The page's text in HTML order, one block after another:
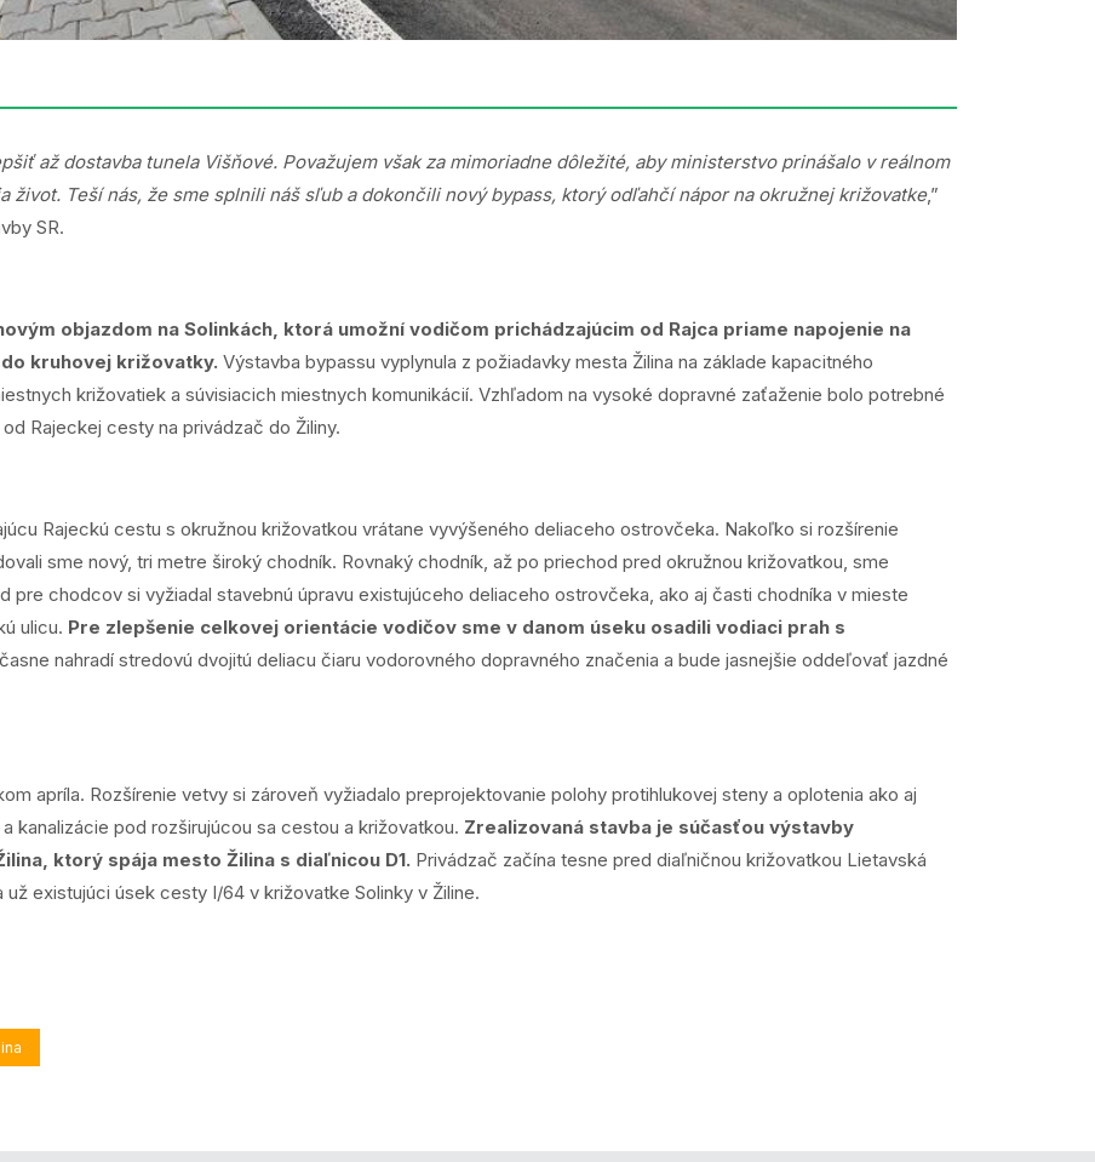
až dostavba tunela Višňové. Považujem však za mimoriadne dôležité, aby ministerstvo prinášalo v reálnom
život. Teší nás, že sme splnili náš sľub a dokončili nový bypass, ktorý odľahčí nápor na okružnej križovatke,”
SR.
objazdom na Solinkách, ktorá umožní vodičom prichádzajúcim od Rajca priame napojenie na
kruhovej križovatky. Výstavba bypassu vyplynula z požiadavky mesta Žilina na základe kapacitného
križovatiek a súvisiacich miestnych komunikácií. Vzhľadom na vysoké dopravné zaťaženie bolo potrebné
Rajeckej cesty na privádzač do Žiliny.
Rajeckú cestu s okružnou križovatkou vrátane vyvýšeného deliaceho ostrovčeka. Nakoľko si rozšírenie
sme nový, tri metre široký chodník. Rovnaký chodník, až po priechod pred okružnou križovatkou, sme
pre chodcov si vyžiadal stavebnú úpravu existujúceho deliaceho ostrovčeka, ako aj časti chodníka v mieste
ulicu. Pre zlepšenie celkovej orientácie vodičov sme v danom úseku osadili vodiaci prah s
nahradí stredovú dvojitú deliacu čiaru vodorovného dopravného značenia a bude jasnejšie oddeľovať jazdné
apríla. Rozšírenie vetvy si zároveň vyžiadalo preprojektovanie polohy protihlukovej steny a oplotenia ako aj
kanalizácie pod rozširujúcou sa cestou a križovatkou. Zrealizovaná stavba je súčasťou výstavby
ktorý spája mesto Žilina s diaľnicou D1. Privádzač začína tesne pred diaľničnou križovatkou Lietavská
existujúci úsek cesty I/64 v križovatke Solinky v Žiline.